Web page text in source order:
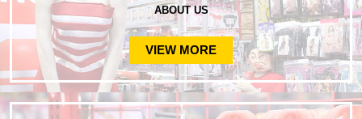
ABOUT US
VIEW MORE